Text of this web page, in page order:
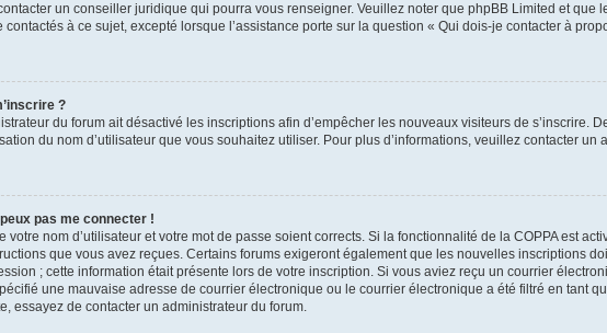
un conseiller juridique qui pourra vous renseigner. Veuillez noter que phpBB Limited et que
à ce sujet, excepté lorsque l’assistance porte sur la question « Qui dois-je contacter à
?
du forum ait désactivé les inscriptions afin d’empêcher les nouveaux visiteurs de
du nom d’utilisateur que vous souhaitez utiliser. Pour plus d’informations, veuillez contacter un
pas me connecter !
votre nom d’utilisateur et votre mot de passe soient corrects. Si la fonctionnalité de la COPPA est
que vous avez reçues. Certains forums exigeront également que les nouvelles inscriptions
; cette information était présente lors de votre inscription. Si vous aviez reçu un courrier
une mauvaise adresse de courrier électronique ou le courrier électronique a été filtré en tant
essayez de contacter un administrateur du forum.